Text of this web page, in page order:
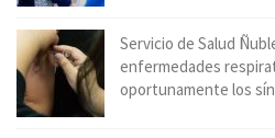
Servicio de Salud
enfermedades
oportunamente los